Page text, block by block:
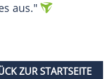
aus."
ZUR STARTSEITE